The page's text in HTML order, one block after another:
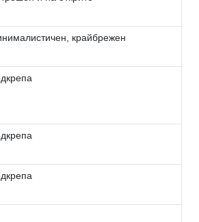
крайбрежен